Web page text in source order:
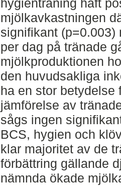
hygienträning haft
mjölkavkastningen
signifikant (p=0.003)
per dag på tränade
mjölkproduktionen
den huvudsakliga
ha en stor betydelse
jämförelse av
sågs ingen
BCS, hygien och
klar majoritet av de
förbättring gällande
nämnda ökade